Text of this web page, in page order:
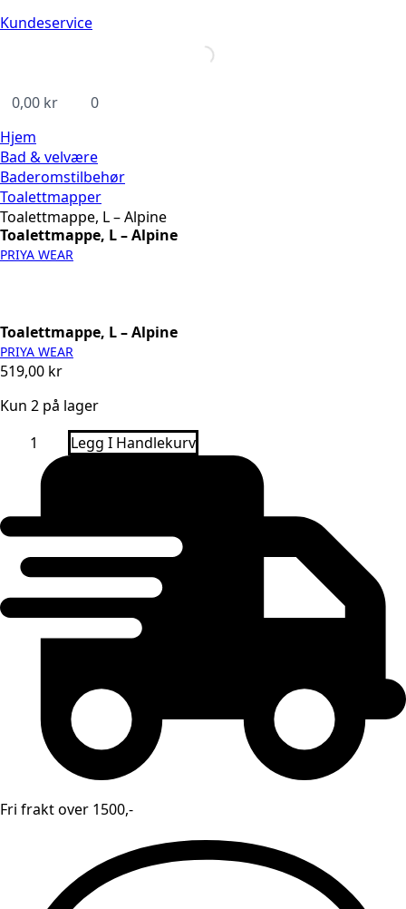
Kundeservice
0,00 kr
0
Hjem
Bad & velvære
Baderomstilbehør
Toalettmapper
Toalettmappe, L – Alpine
Toalettmappe, L – Alpine
PRIYA WEAR
Toalettmappe, L – Alpine
PRIYA WEAR
519,00 kr
Kun 2 på lager
Toalettmappe,
Alpine
Legg I Handlekurv
Fri frakt over 1500,-